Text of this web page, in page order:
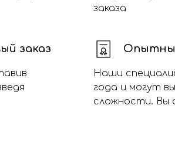
заказа
заказ
Наши
года и могут
сложности. Вы